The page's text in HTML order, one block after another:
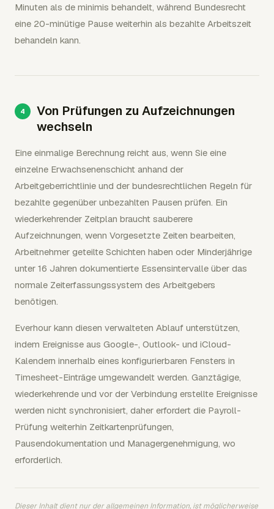
Minuten als de minimis behandelt, während Bundesrecht
eine 20-minütige Pause weiterhin als bezahlte Arbeitszeit
behandeln kann.
Von Prüfungen zu Aufzeichnungen
wechseln
Eine einmalige Berechnung reicht aus, wenn Sie eine
einzelne Erwachsenenschicht anhand der
Arbeitgeberrichtlinie und der bundesrechtlichen Regeln für
bezahlte gegenüber unbezahlten Pausen prüfen. Ein
wiederkehrender Zeitplan braucht sauberere
Aufzeichnungen, wenn Vorgesetzte Zeiten bearbeiten,
Arbeitnehmer geteilte Schichten haben oder Minderjährige
unter 16 Jahren dokumentierte Essensintervalle über das
normale Zeiterfassungssystem des Arbeitgebers
benötigen.
Everhour kann diesen verwalteten Ablauf unterstützen,
indem Ereignisse aus Google-, Outlook- und iCloud-
Kalendern innerhalb eines konfigurierbaren Fensters in
Timesheet-Einträge umgewandelt werden. Ganztägige,
wiederkehrende und vor der Verbindung erstellte Ereignisse
werden nicht synchronisiert, daher erfordert die Payroll-
Prüfung weiterhin Zeitkartenprüfungen,
Pausendokumentation und Managergenehmigung, wo
erforderlich.
Dieser Inhalt dient nur der allgemeinen Information, ist möglicherweise